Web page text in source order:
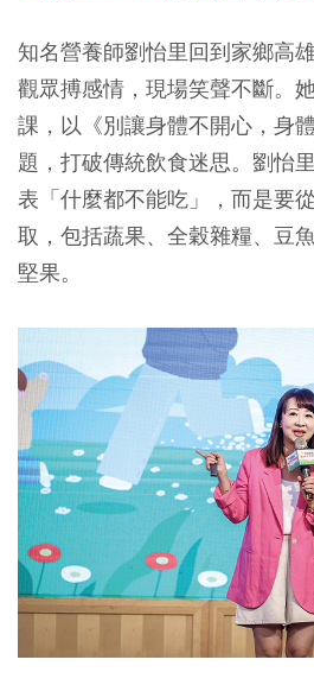
知名營養師劉怡里回到家鄉高
觀眾搏感情，現場笑聲不斷。
課，以《別讓身體不開心，身
題，打破傳統飲食迷思。劉怡
表「什麼都不能吃」，而是要
取，包括蔬果、全穀雜糧、豆
堅果。